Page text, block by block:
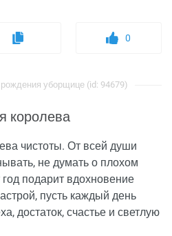
0
уборщице (id: 94679)
королева
чистоты. От всей души
не думать о плохом
год подарит вдохновение
пусть каждый день
достаток, счастье и светлую